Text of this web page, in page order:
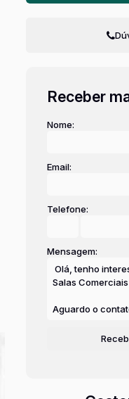
Receber
Nome:
Email:
Telefone:
Mensagem: